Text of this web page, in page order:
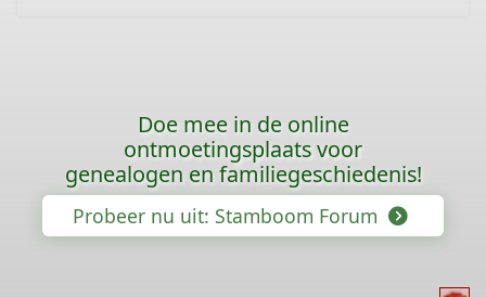
Doe mee in de online
ontmoetingsplaats voor
genealogen en familiegeschiedenis!
Probeer nu uit: Stamboom Forum